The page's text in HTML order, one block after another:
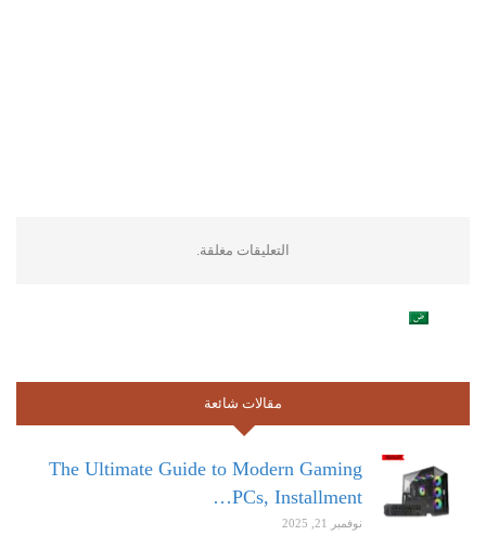
التعليقات مغلقة.
مقالات شائعة
The Ultimate Guide to Modern Gaming
PCs, Installment…
نوفمبر 21, 2025